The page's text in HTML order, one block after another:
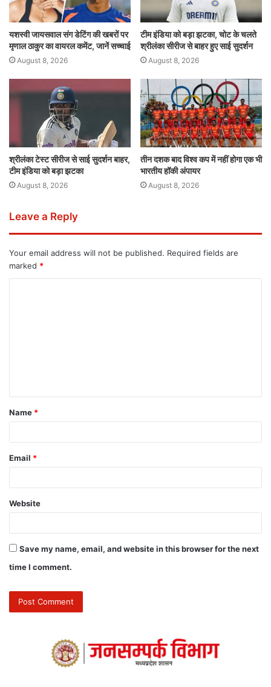
यशस्वी जायसवाल संग डेटिंग की खबरों पर
मृणाल ठाकुर का वायरल कमेंट, जानें सच्चाई
August 8, 2026
टीम इंडिया को बड़ा झटका, चोट के चलते
श्रीलंका सीरीज से बाहर हुए साई सुदर्शन
August 8, 2026
श्रीलंका टेस्ट सीरीज से साई सुदर्शन बाहर,
टीम इंडिया को बड़ा झटका
August 8, 2026
तीन दशक बाद विश्व कप में नहीं होगा एक भी
भारतीय हॉकी अंपायर
August 8, 2026
Leave a Reply
Your email address will not be published. Required fields are
marked *
Name *
Email *
Website
Save my name, email, and website in this browser for the next
time I comment.